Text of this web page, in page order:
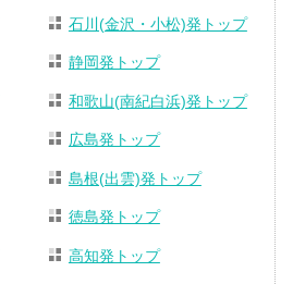
石川(金沢・小松)発トップ
静岡発トップ
和歌山(南紀白浜)発トップ
広島発トップ
島根(出雲)発トップ
徳島発トップ
高知発トップ